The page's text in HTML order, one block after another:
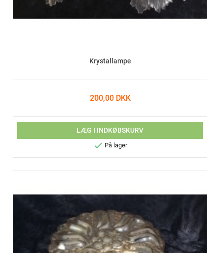
Krystallampe
200,00 DKK
LÆG I INDKØBSKURV
 På lager